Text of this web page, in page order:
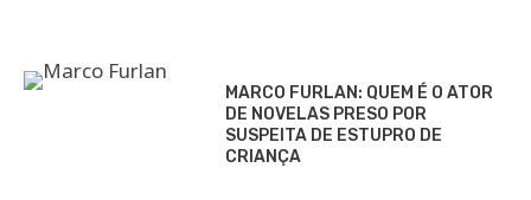
MARCO FURLAN: QUEM É O ATOR
DE NOVELAS PRESO POR
SUSPEITA DE ESTUPRO DE
CRIANÇA